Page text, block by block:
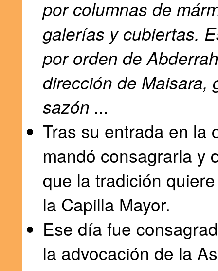
por columnas de
galerías y cubiertas.
por orden de
dirección de Maisara,
sazón ...
Tras su entrada en la
mandó consagrarla y
que la tradición
la Capilla Mayor.
Ese día fue
la advocación de la